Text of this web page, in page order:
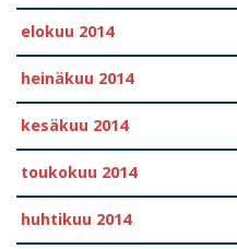
elokuu 2014
heinäkuu 2014
kesäkuu 2014
toukokuu 2014
huhtikuu 2014